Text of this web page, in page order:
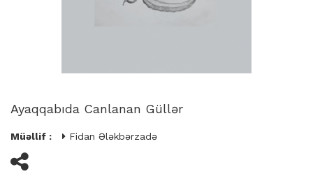
Ayaqqabıda Canlanan Güllər
Müəllif : Fidan Ələkbərzadə